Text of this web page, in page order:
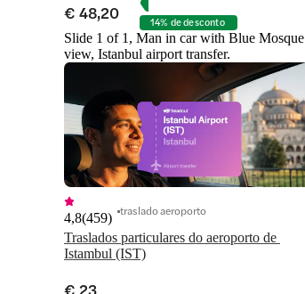
€ 48,20 14% de desconto
Slide 1 of 1, Man in car with Blue Mosque
view, Istanbul airport transfer.
Traslados particulares do aeroporto de
Istambul (IST)
4,8(459) traslado aeroporto
€ 23